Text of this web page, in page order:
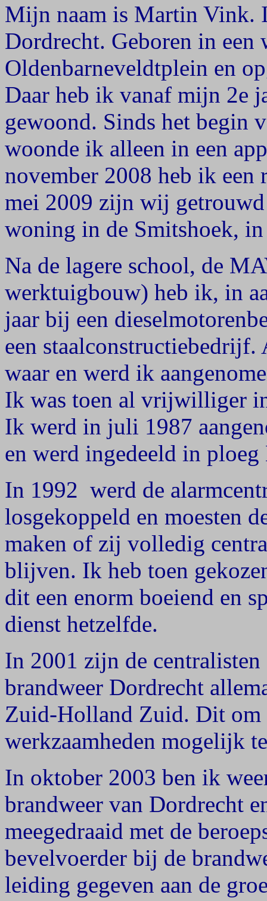
Mijn naam is Martin Vink.
Dordrecht. Geboren in een
Oldenbarneveldtplein en
Daar heb ik vanaf mijn 2e
gewoond. Sinds het begin
woonde ik alleen in een
november 2008 heb ik een
mei 2009 zijn wij
woning in de Smitshoek,
Na de lagere school, de
werktuigbouw) heb ik, in
jaar bij een
een
waar en werd ik
Ik was toen al vrijwilliger
Ik werd in juli 1987
en werd ingedeeld in
In 1992 werd de
losgekoppeld en moesten
maken of zij volledig
blijven. Ik heb toen
dit een enorm boeiend en
dienst hetzelfde.
In 2001 zijn de
brandweer Dordrecht
Zuid-Holland Zuid. Dit om
werkzaamheden mogelijk
In oktober 2003 ben ik
brandweer van Dordrecht
meegedraaid met de
bevelvoerder bij de
leiding gegeven aan de